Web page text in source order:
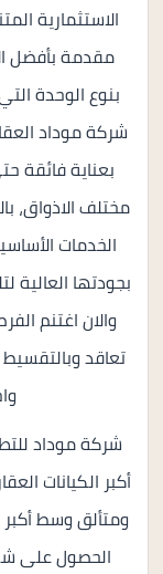
الاستثمارية
مقدمة بأفضل
بنوع الوحدة
شركة موداد
بعناية فائقة
مختلف الاذواق،
الخدمات
بجودتها العالية
والان اغتنم
تعاقد
شركة موداد
أكبر الكيانات
ومتألق وسط
الحصول على